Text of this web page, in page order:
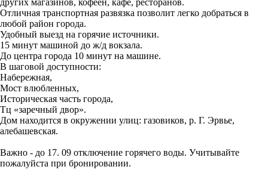
других магазинов, кофеен, кафе, ресторанов.
Отличная транспортная развязка позволит легко добраться в
любой район города.
Удобный выезд на горячие источники.
15 минут машиной до ж/д вокзала.
До центра города 10 минут на машине.
В шаговой доступности:
Набережная,
Мост влюбленных,
Историческая часть города,
Тц «заречный двор».
Дом находится в окружении улиц: газовиков, р. Г. Эрвье,
алебашевская.
Важно - до 17. 09 отключение горячего воды. Учитывайте
пожалуйста при бронировании.